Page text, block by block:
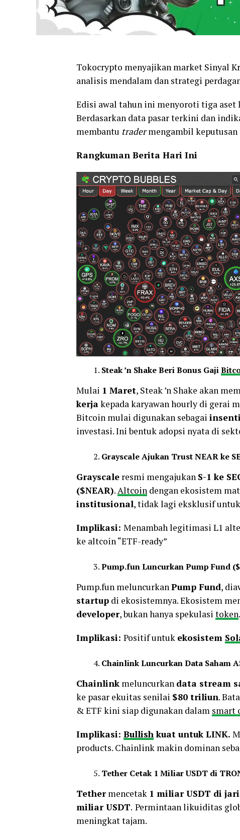
Tokocrypto menyajikan market Sinyal
analisis mendalam dan strategi
Edisi awal tahun ini menyoroti tiga aset
Berdasarkan data pasar terkini dan
membantu tradermengambil
Rangkuman Berita Hari Ini
Steak ’n Shake Beri Bonus Gaji
Mulai 1 Maret, Steak ’n Shake akan
kerjakepada karyawan hourly di gerai
Bitcoin mulai digunakan sebagai
investasi. Ini bentuk adopsi nyata di
Grayscale Ajukan Trust NEAR ke
Grayscale resmi mengajukan S-1 ke
($NEAR).Altcoin dengan ekosistem
institusional, tidak lagi eksklusif
Implikasi: Menambah legitimasi L1
ke altcoin “ETF-ready”
Pump.fun Luncurkan Pump Fund
Pump.fun meluncurkanPump Fund,
startup di ekosistemnya. Ekosistem
developer, bukan hanya spekulasi token.
Implikasi: Positif untuk ekosistem
Chainlink Luncurkan Data Saham
Chainlink meluncurkan data stream
ke pasar ekuitas senilai $80 triliun.
& ETF kini siap digunakan dalam smart
Implikasi: Bullishkuat untuk LINK.
products. Chainlink makin dominan
Tether Cetak 1 Miliar USDT di
Tethermencetak 1 miliar USDT di
miliar USDT. Permintaan likuiditas
meningkat tajam.